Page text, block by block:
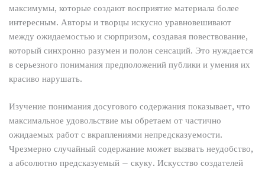
максимумы, которые создают восприятие материала более
интересным. Авторы и творцы искусно уравновешивают
между ожидаемостью и сюрпризом, создавая повествование,
который синхронно разумен и полон сенсаций. Это нуждается
в серьезного понимания предположений публики и умения их
красиво нарушать.
Изучение понимания досугового содержания показывает, что
максимальное удовольствие мы обретаем от частично
ожидаемых работ с вкраплениями непредсказуемости.
Чрезмерно случайный содержание может вызвать неудобство,
а абсолютно предсказуемый – скуку. Искусство создателей